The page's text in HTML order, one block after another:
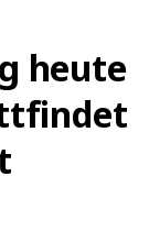
heute